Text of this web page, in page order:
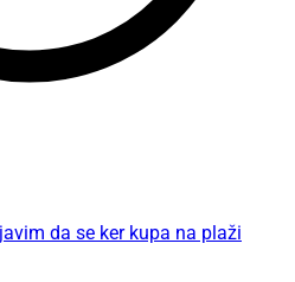
da se ker kupa na plaži